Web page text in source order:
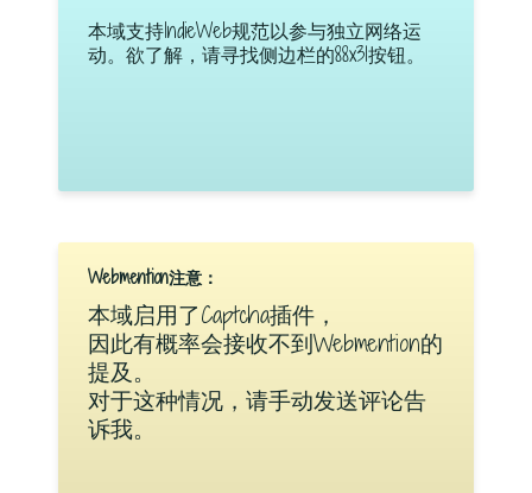
本域支持IndieWeb规范以参与独立网络运
动。欲了解，请寻找侧边栏的88x31按钮。
Webmention注意：
本域启用了Captcha插件，
因此有概率会接收不到Webmention的
提及。
对于这种情况，请手动发送评论告
诉我。